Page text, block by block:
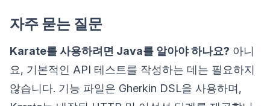
자주 묻는 질문
Karate를 사용하려면 Java를 알아야 하나요? 아니
요, 기본적인 API 테스트를 작성하는 데는 필요하지
않습니다. 기능 파일은 Gherkin DSL을 사용하며,